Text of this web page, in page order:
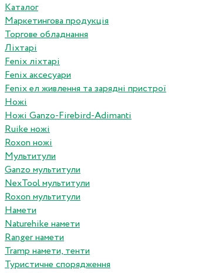
Каталог
Маркетингова продукція
Торгове обладнання
Ліхтарі
Fenix ліхтарі
Fenix аксесуари
Fenix ел живлення та зарядні пристрої
Ножі
Ножі Ganzo-Firebird-Adimanti
Ruike ножі
Roxon ножi
Мультитули
Ganzo мультитули
NexTool мультитули
Roxon мультитули
Намети
Naturehike намети
Ranger намети
Tramp намети, тенти
Туристичне спорядження